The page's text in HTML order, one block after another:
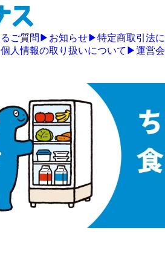
ご質問 ▶ お知らせ▶特定商取引法に
個人情報の取り扱いについて ▶運営会